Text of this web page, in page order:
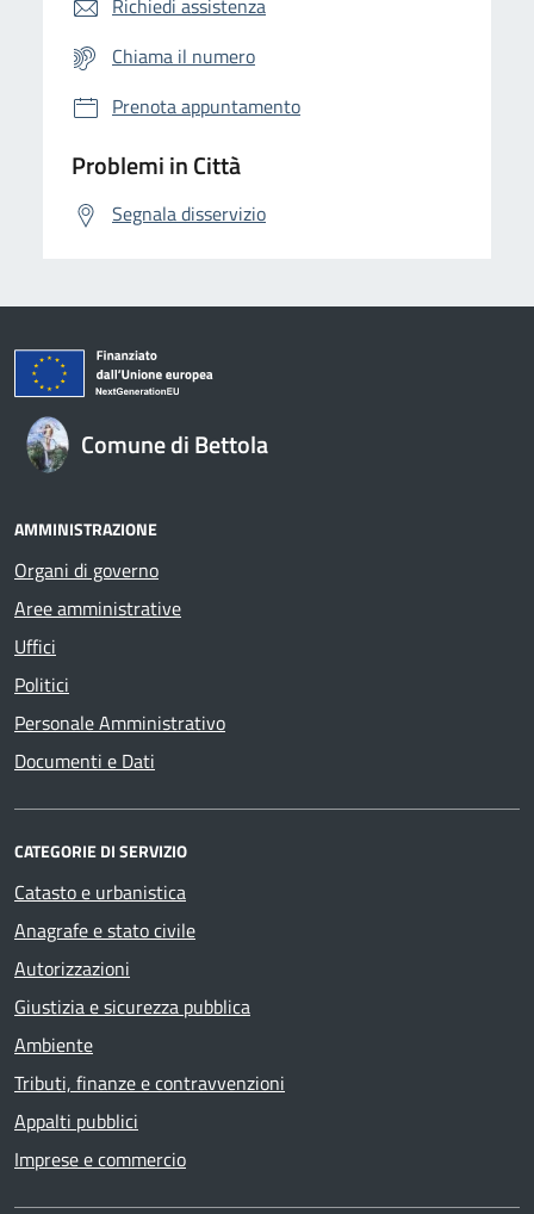
Richiedi assistenza
Chiama il numero
Prenota appuntamento
Problemi in Città
Segnala disservizio
Comune di Bettola
AMMINISTRAZIONE
Organi di governo
Aree amministrative
Uffici
Politici
Personale Amministrativo
Documenti e Dati
CATEGORIE DI SERVIZIO
Catasto e urbanistica
Anagrafe e stato civile
Autorizzazioni
Giustizia e sicurezza pubblica
Ambiente
Tributi, finanze e contravvenzioni
Appalti pubblici
Imprese e commercio